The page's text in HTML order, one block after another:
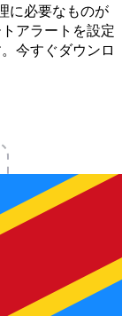
に必要なものが
アラートを設定
今すぐダウンロ